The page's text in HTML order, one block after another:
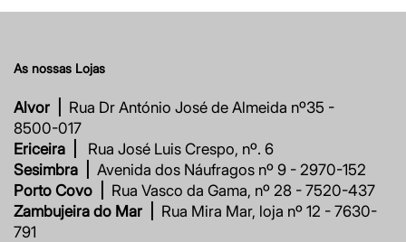
As nossas Lojas
Alvor |
Rua Dr António José de Almeida nº35 -
8500-017
Ericeira |
Rua José Luis Crespo, nº. 6
Sesimbra |
Avenida dos Náufragos nº 9 - 2970-152
Porto Covo |
Rua Vasco da Gama, nº 28 - 7520-437
Zambujeira do Mar |
Rua Mira Mar, loja nº 12 - 7630-
791